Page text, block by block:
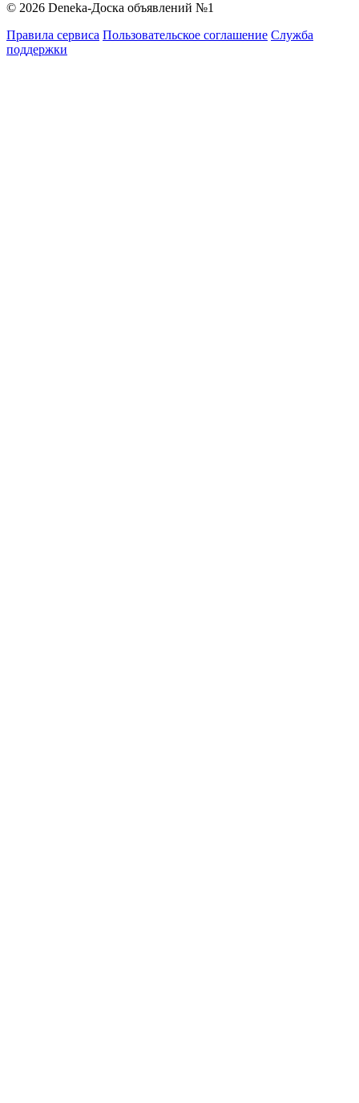
© 2026 Deneka-Доска объявлений №1
Правила сервиса Пользовательское соглашение Служба
поддержки